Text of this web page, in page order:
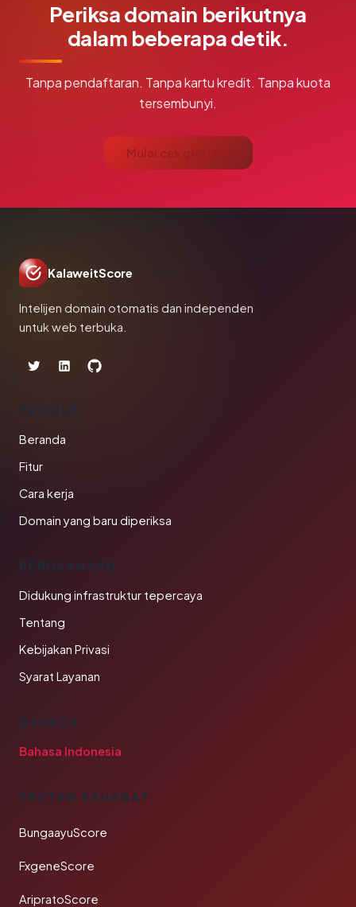
Periksa domain berikutnya
dalam beberapa detik.
Tanpa pendaftaran. Tanpa kartu kredit. Tanpa kuota
tersembunyi.
Mulai cek gratis →
KalaweitScore
Intelijen domain otomatis dan independen
untuk web terbuka.
PRODUK
Beranda
Fitur
Cara kerja
Domain yang baru diperiksa
PERUSAHAAN
Didukung infrastruktur tepercaya
Tentang
Kebijakan Privasi
Syarat Layanan
BAHASA
Bahasa Indonesia
TAUTAN SAHABAT
BungaayuScore
FxgeneScore
AripratoScore